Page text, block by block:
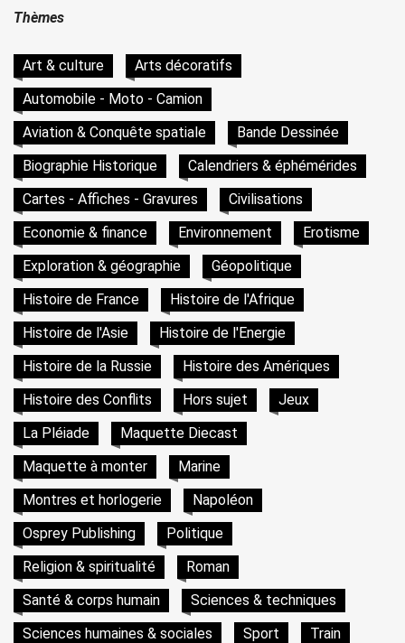
Thèmes
Art & culture
Arts décoratifs
Automobile - Moto - Camion
Aviation & Conquête spatiale
Bande Dessinée
Biographie Historique
Calendriers & éphémérides
Cartes - Affiches - Gravures
Civilisations
Economie & finance
Environnement
Erotisme
Exploration & géographie
Géopolitique
Histoire de France
Histoire de l'Afrique
Histoire de l'Asie
Histoire de l'Energie
Histoire de la Russie
Histoire des Amériques
Histoire des Conflits
Hors sujet
Jeux
La Pléiade
Maquette Diecast
Maquette à monter
Marine
Montres et horlogerie
Napoléon
Osprey Publishing
Politique
Religion & spiritualité
Roman
Santé & corps humain
Sciences & techniques
Sciences humaines & sociales
Sport
Train